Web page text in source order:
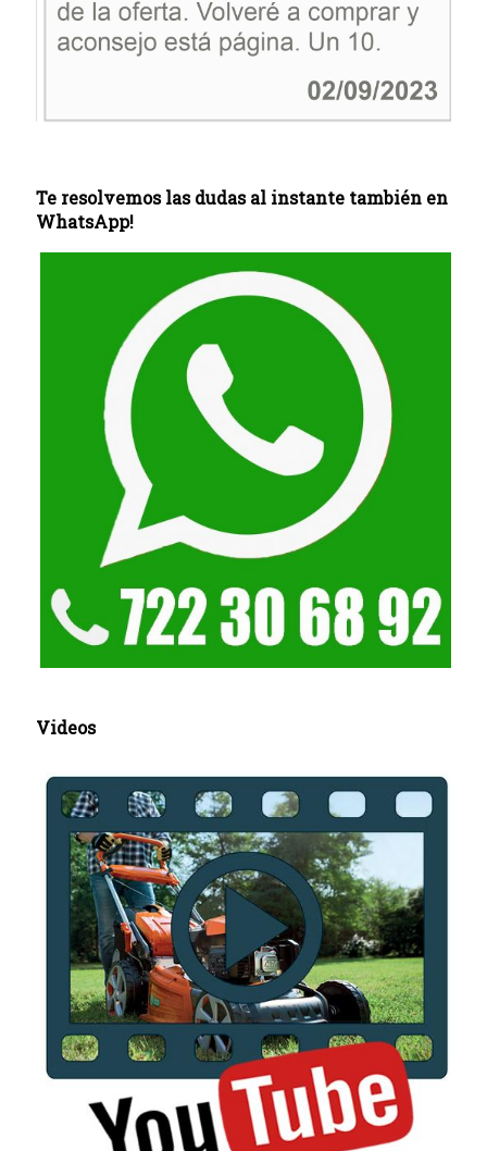
Te resolvemos las dudas al instante también en
WhatsApp!
Videos